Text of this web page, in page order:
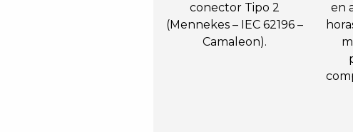
conector Tipo 2
(Mennekes – IEC 62196 –
Camaleon).
en